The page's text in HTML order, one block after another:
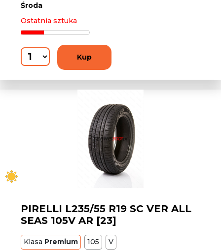
Środa
Ostatnia sztuka
Kup
PIRELLI L235/55 R19 SC VER ALL
SEAS 105V AR [23]
Klasa Premium 105 V